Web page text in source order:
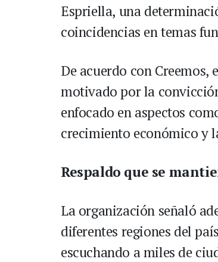
Espriella, una
coincidencias en temas
De acuerdo con
motivado por la
enfocado en aspectos
crecimiento económico y
Respaldo que se
La organización señaló
diferentes regiones del
escuchando a miles de